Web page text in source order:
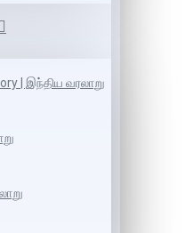
| இந்திய வரலாறு